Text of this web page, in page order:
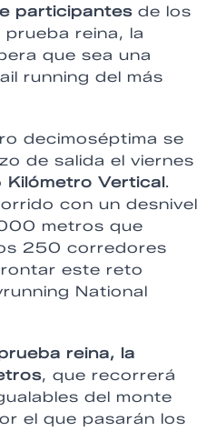
participantes de los
reina, la
que sea una
running del más
decimoséptima se
de salida el viernes
Kilómetro Vertical.
con un desnivel
metros que
250 corredores
este reto
National
reina, la
, que recorrerá
del monte
el que pasarán los